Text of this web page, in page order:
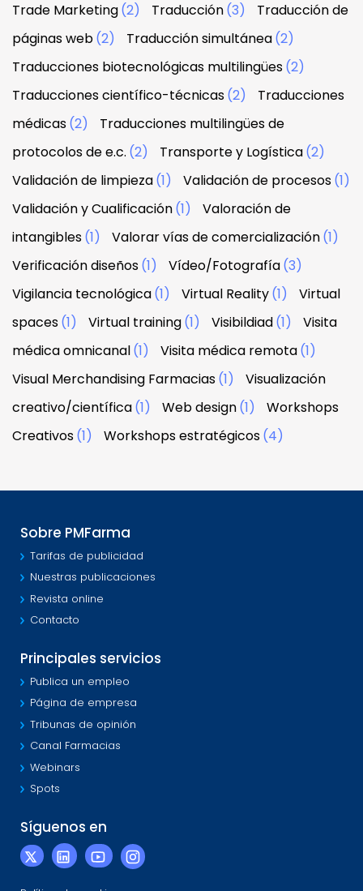
Trade Marketing(2) Traducción(3)
Traducción de
páginas web(2) Traducción simultánea(2)
Traducciones biotecnológicas multilingües(2)
Traducciones científico-técnicas(2)
Traducciones
médicas(2)
Traducciones multilingües de
protocolos de e.c. (2) Transporte y Logística(2)
Validación de limpieza(1) Validación de procesos(1)
Validación y Cualificación(1)
Valoración de
intangibles(1) Valorar vías de comercialización(1)
Verificación diseños(1) Vídeo/Fotografía(3)
Vigilancia tecnológica(1) Virtual Reality(1)
Virtual
spaces(1) Virtual training(1) Visibildiad(1)
Visita
médica omnicanal(1) Visita médica remota(1)
Visual Merchandising Farmacias(1)
Visualización
creativo/científica(1) Web design(1)
Workshops
Creativos(1) Workshops estratégicos(4)
Sobre PMFarma
Tarifas de publicidad
Nuestras publicaciones
Revista online
Contacto
Principales servicios
Publica un empleo
Página de empresa
Tribunas de opinión
Canal Farmacias
Webinars
Spots
Síguenos en